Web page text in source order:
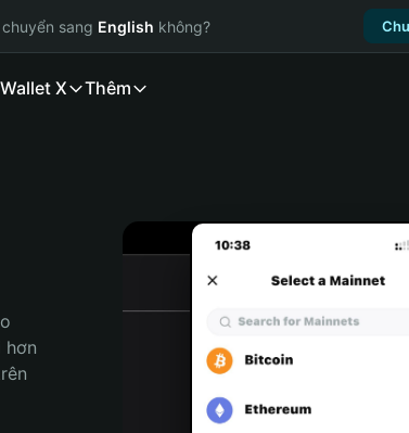
sang English không?
X Thêm
hơn